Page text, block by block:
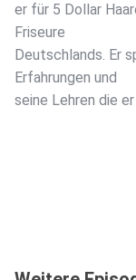
er für 5 Dollar
Friseure
Deutschlands. Er
Erfahrungen und
seine Lehren die